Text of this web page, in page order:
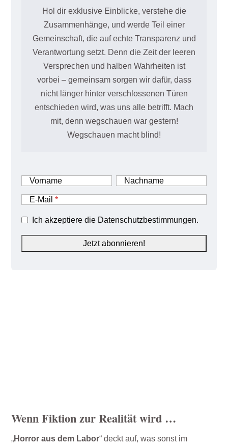
Hol dir exklusive Einblicke, verstehe die
Zusammenhänge, und werde Teil einer
Gemeinschaft, die auf echte Transparenz und
Verantwortung setzt. Denn die Zeit der leeren
Versprechen und halben Wahrheiten ist
vorbei – gemeinsam sorgen wir dafür, dass
nicht länger hinter verschlossenen Türen
entschieden wird, was uns alle betrifft. Mach
mit, denn wegschauen war gestern!
Wegschauen macht blind!
Vorname Nachname
E-Mail
Ich akzeptiere die Datenschutzbestimmungen.
Wenn Fiktion zur Realität wird …
„Horror aus dem Labor“ deckt auf, was sonst im